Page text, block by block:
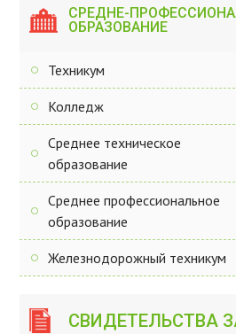
СРЕДНЕ-
ОБРАЗОВАНИЕ
Техникум
Колледж
Среднее техническое
образование
Среднее профессиональное
образование
Железнодорожный техникум
СВИДЕТЕЛЬСТВА